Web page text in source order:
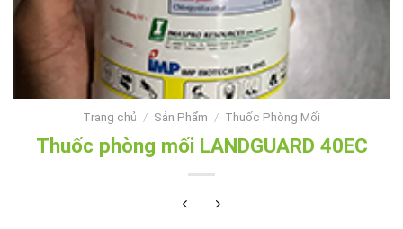
Trang chủ / Sản Phẩm / Thuốc Phòng Mối
Thuốc phòng mối LANDGUARD 40EC